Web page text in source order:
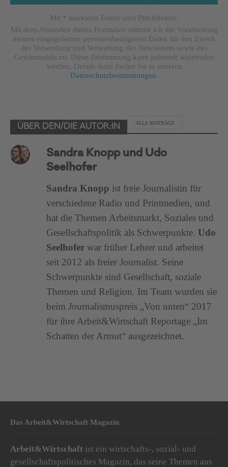
Mit * markierte Felder sind Pflichtfelder.
Mit dem Absenden dieses Formulars stimme ich der Verarbeitung
meiner eingegebenen personenbezogenen Daten für den Zweck
der Versendung und Verwaltung des Newsletters sowie des
Gewinnspiels zu. Diese Zustimmung kann jederzeit widerrufen
werden. Details dazu finden Sie in unseren
Datenschutzbestimmungen.
ÜBER DEN/DIE AUTOR:IN
ALLE BEITRÄGE
Sandra Knopp und Udo
Seelhofer
Sandra Knopp ist freie Journalistin für
verschiedene Radio und Printmedien, und
hat die Themen Arbeitsmarkt, Soziales und
Gesellschaftspolitik als Schwerpunkte.Udo
Seelhofer war früher Lehrer und arbeitet
seit 2012 als freier Journalist. Seine
Schwerpunkte sind Gesellschaft, soziale
Themen und Religion. Im Team wurden sie
beim Journalismuspreis „Von unten“ 2017
für ihre Arbeit&Wirtschaft Reportage „Im
Schatten der Armut“ ausgezeichnet.
Das Arbeit&Wirtschaft Magazin
Arbeit&Wirtschaft ist ein wirtschafts-, sozial- und
gesellschaftspolitisches Magazin, das seine Themen aus